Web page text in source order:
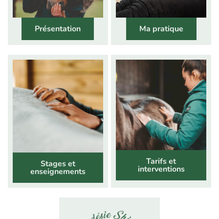
Présentation Ma pratique
Stages et
enseignements
Tarifs et
interventions